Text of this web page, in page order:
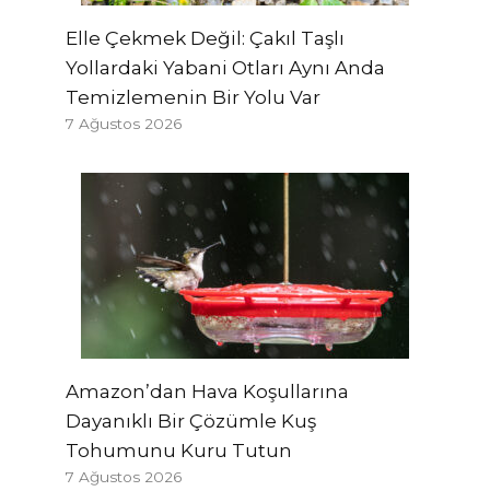
Elle Çekmek Değil: Çakıl Taşlı
Yollardaki Yabani Otları Aynı Anda
Temizlemenin Bir Yolu Var
7 Ağustos 2026
Amazon’dan Hava Koşullarına
Dayanıklı Bir Çözümle Kuş
Tohumunu Kuru Tutun
7 Ağustos 2026